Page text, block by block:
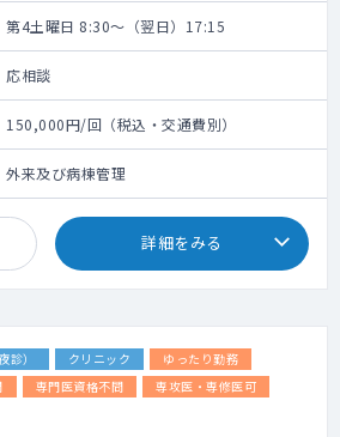
第4土曜日 8:30～（翌日）17:15
応相談
150,000円/回（税込・交通費別）
外来及び病棟管理
詳細をみる
診） クリニック
ゆったり勤務
専門医資格不問
専攻医・専修医可